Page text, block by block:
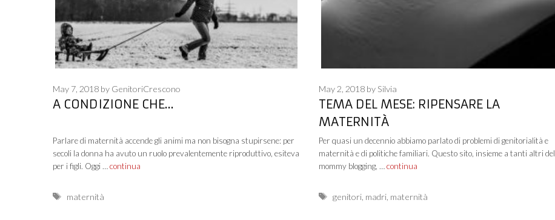
A CONDIZIONE CHE…
May 7, 2018 by GenitoriCrescono
Parlare di maternità accende gli animi ma non bisogna stupirsene: per
secoli la donna ha avuto un ruolo prevalentemente riproduttivo, esiteva
per i figli. Oggi … continua
Tags
maternità
TEMA DEL MESE: RIPENSARE LA
MATERNITÀ
May 2, 2018 by Silvia
Per quasi un decennio abbiamo parlato di problemi di genitorialità e
maternità e di politiche familiari. Questo sito, insieme a tanti altri del
mommy blogging, … continua
Tags
genitori, madri, maternità